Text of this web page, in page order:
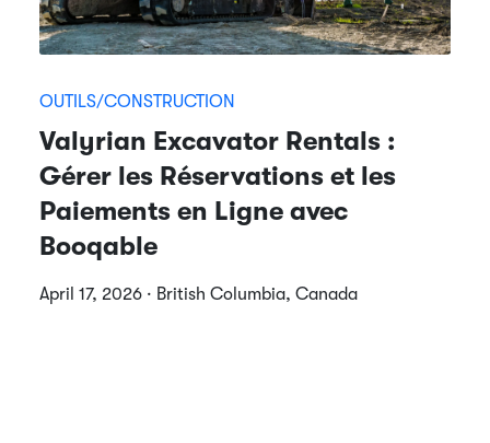
OUTILS/CONSTRUCTION
Valyrian Excavator Rentals :
Gérer les Réservations et les
Paiements en Ligne avec
Booqable
April 17, 2026 · British Columbia, Canada